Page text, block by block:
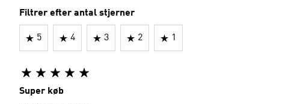
Filtrer efter antal stjerner
5 4 3 2 1
Super køb